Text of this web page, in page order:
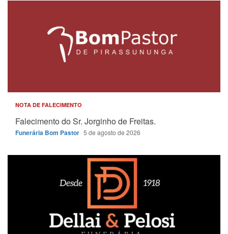
NOTA DE FALECIMENTO
Falecimento do Sr. Jorginho de Freitas.
Funerária Bom Pastor 5 de agosto de 2026